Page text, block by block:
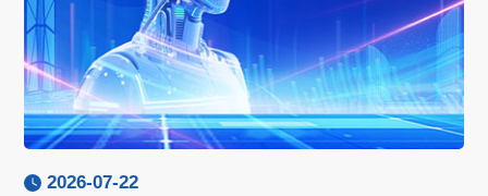
2026-07-22